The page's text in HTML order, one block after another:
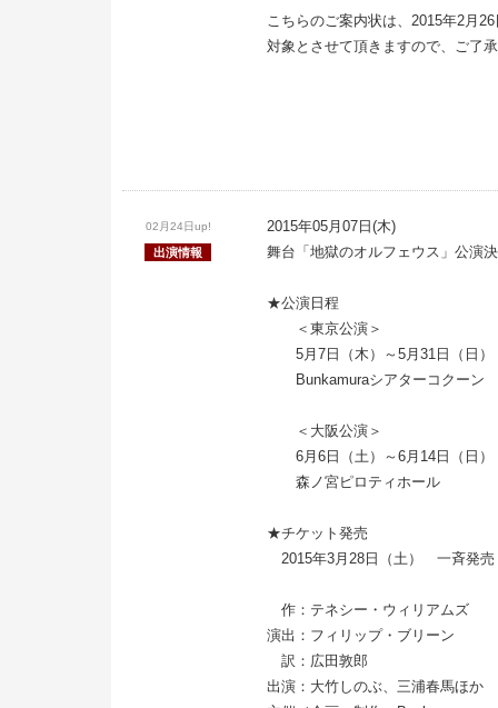
こちらのご案内状は、2015年2月
対象とさせて頂きますので、ご了
02月24日up!
出演情報
2015年05月07日(木)
舞台「地獄のオルフェウス」公演
★公演日程
＜東京公演＞
5月7日（木）～5月31日（日）
Bunkamuraシアターコクーン
＜大阪公演＞
6月6日（土）～6月14日（日）
森ノ宮ピロティホール
★チケット発売
2015年3月28日（土） 一斉発売
作：テネシー・ウィリアムズ
演出：フィリップ・ブリーン
訳：広田敦郎
出演：大竹しのぶ、三浦春馬ほか